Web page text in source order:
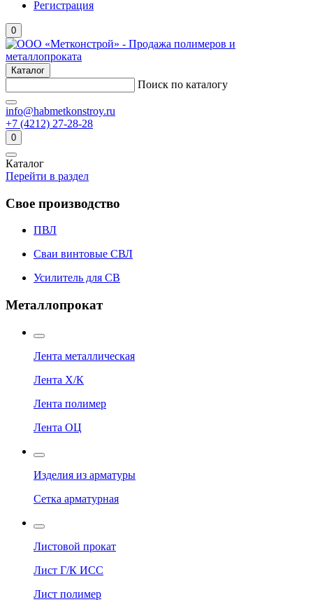
Регистрация
0
Каталог
Поиск по каталогу
info@habmetkonstroy.ru
+7 (4212) 27-28-28
0
Каталог
Перейти в раздел
Свое производство
ПВЛ
Сваи винтовые СВЛ
Усилитель для СВ
Металлопрокат
Лента металлическая
Лента Х/К
Лента полимер
Лента ОЦ
Изделия из арматуры
Сетка арматурная
Листовой прокат
Лист Г/К ИСС
Лист полимер